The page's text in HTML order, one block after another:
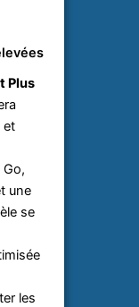
Plus
et
une
se
les